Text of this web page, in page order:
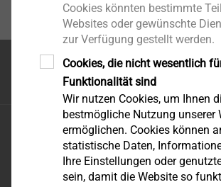
Seitenanfang
EJOT Schweiz AG
Uttwilerstrasse 3
CH-8582 Dozwil
Cookies könnten bestimmte
Websites oder gewünschte
zur Verfügung gestellt werden.
Cookies, die nicht wesentlich
Funktionalität sind
Wir nutzen Cookies, um Ihnen
bestmögliche Nutzung unserer
ermöglichen. Cookies können
statistische Daten,
Ihre Einstellungen oder
sein, damit die Website so